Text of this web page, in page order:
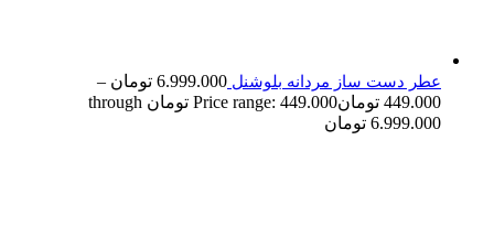
عطر دست ساز مردانه بلوشنل 6.999.000 تومان –
449.000 تومان
Price range: 449.000 تومان through
6.999.000 تومان